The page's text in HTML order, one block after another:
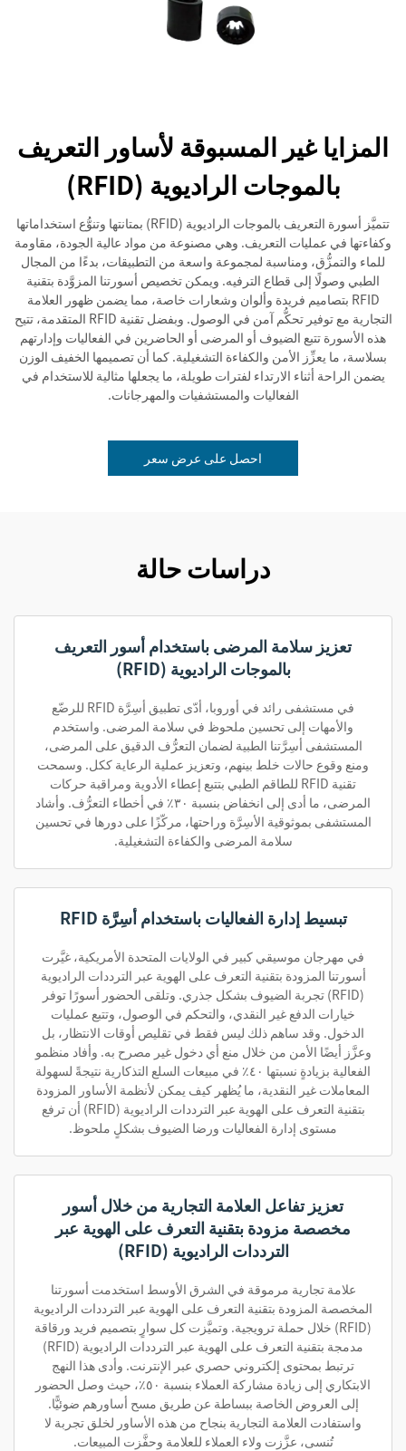
المزايا غير المسبوقة لأساور التعريف
بالموجات الراديوية (RFID)
تتميَّز أسورة التعريف بالموجات الراديوية (RFID) بمتانتها وتنوُّع استخداماتها
وكفاءتها في عمليات التعريف. وهي مصنوعة من مواد عالية الجودة، مقاومة
للماء والتمزُّق، ومناسبة لمجموعة واسعة من التطبيقات، بدءًا من المجال
الطبي وصولًا إلى قطاع الترفيه. ويمكن تخصيص أسورتنا المزوَّدة بتقنية
RFID بتصاميم فريدة وألوان وشعارات خاصة، مما يضمن ظهور العلامة
التجارية مع توفير تحكُّم آمن في الوصول. وبفضل تقنية RFID المتقدمة، تتيح
هذه الأسورة تتبع الضيوف أو المرضى أو الحاضرين في الفعاليات وإدارتهم
بسلاسة، ما يعزِّز الأمن والكفاءة التشغيلية. كما أن تصميمها الخفيف الوزن
يضمن الراحة أثناء الارتداء لفترات طويلة، ما يجعلها مثالية للاستخدام في
الفعاليات والمستشفيات والمهرجانات.
احصل على عرض سعر
دراسات حالة
تعزيز سلامة المرضى باستخدام أسور التعريف
بالموجات الراديوية (RFID)
في مستشفى رائد في أوروبا، أدّى تطبيق أسِرَّة RFID للرضّع
والأمهات إلى تحسين ملحوظ في سلامة المرضى. واستخدم
المستشفى أسِرَّتنا الطبية لضمان التعرُّف الدقيق على المرضى،
ومنع وقوع حالات خلط بينهم، وتعزيز عملية الرعاية ككل. وسمحت
تقنية RFID للطاقم الطبي بتتبع إعطاء الأدوية ومراقبة حركات
المرضى، ما أدى إلى انخفاض بنسبة ٣٠٪ في أخطاء التعرُّف. وأشاد
المستشفى بموثوقية الأسِرَّة وراحتها، مركّزًا على دورها في تحسين
سلامة المرضى والكفاءة التشغيلية.
تبسيط إدارة الفعاليات باستخدام أسِرَّة RFID
في مهرجان موسيقي كبير في الولايات المتحدة الأمريكية، غيَّرت
أسورتنا المزودة بتقنية التعرف على الهوية عبر الترددات الراديوية
(RFID) تجربة الضيوف بشكل جذري. وتلقى الحضور أسورًا توفر
خيارات الدفع غير النقدي، والتحكم في الوصول، وتتبع عمليات
الدخول. وقد ساهم ذلك ليس فقط في تقليص أوقات الانتظار، بل
وعزَّز أيضًا الأمن من خلال منع أي دخول غير مصرح به. وأفاد منظمو
الفعالية بزيادةٍ نسبتها ٤٠٪ في مبيعات السلع التذكارية نتيجةً لسهولة
المعاملات غير النقدية، ما يُظهر كيف يمكن لأنظمة الأساور المزودة
بتقنية التعرف على الهوية عبر الترددات الراديوية (RFID) أن ترفع
مستوى إدارة الفعاليات ورضا الضيوف بشكلٍ ملحوظ.
تعزيز تفاعل العلامة التجارية من خلال أسور
مخصصة مزودة بتقنية التعرف على الهوية عبر
الترددات الراديوية (RFID)
علامة تجارية مرموقة في الشرق الأوسط استخدمت أسورتنا
المخصصة المزودة بتقنية التعرف على الهوية عبر الترددات الراديوية
(RFID) خلال حملة ترويجية. وتميَّزت كل سوارٍ بتصميم فريد ورقاقة
مدمجة بتقنية التعرف على الهوية عبر الترددات الراديوية (RFID)
ترتبط بمحتوى إلكتروني حصري عبر الإنترنت. وأدى هذا النهج
الابتكاري إلى زيادة مشاركة العملاء بنسبة ٥٠٪، حيث وصل الحضور
إلى العروض الخاصة ببساطة عن طريق مسح أساورهم ضوئيًّا.
واستفادت العلامة التجارية بنجاح من هذه الأساور لخلق تجربة لا
تُنسى، عزَّزت ولاء العملاء للعلامة وحفَّزت المبيعات.